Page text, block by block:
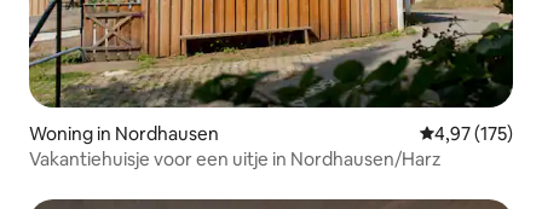
Woning in Nordhausen Gemiddelde
4,97 (175)
Vakantiehuisje voor een uitje in Nordhausen/Harz